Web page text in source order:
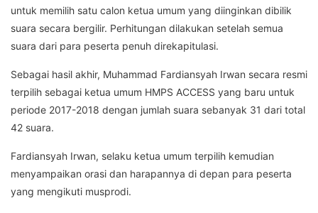
untuk memilih satu calon ketua umum yang diinginkan dibilik
suara secara bergilir. Perhitungan dilakukan setelah semua
suara dari para peserta penuh direkapitulasi.
Sebagai hasil akhir, Muhammad Fardiansyah Irwan secara resmi
terpilih sebagai ketua umum HMPS ACCESS yang baru untuk
periode 2017-2018 dengan jumlah suara sebanyak 31 dari total
42 suara.
Fardiansyah Irwan, selaku ketua umum terpilih kemudian
menyampaikan orasi dan harapannya di depan para peserta
yang mengikuti musprodi.